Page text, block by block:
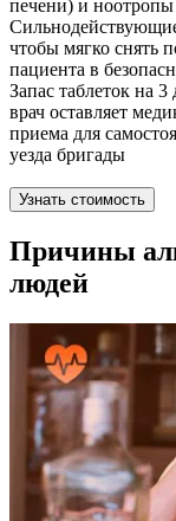
печени) и ноотропы
чтобы мягко снять
пациента в
Запас таблеток на 3
врач оставляет
приема для
уезда бригады
Узнать стоимость
Причины
людей